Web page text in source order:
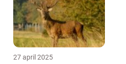
27 april 2025